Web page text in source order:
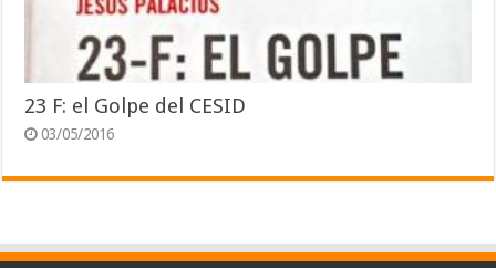
23 F: el Golpe del CESID
03/05/2016